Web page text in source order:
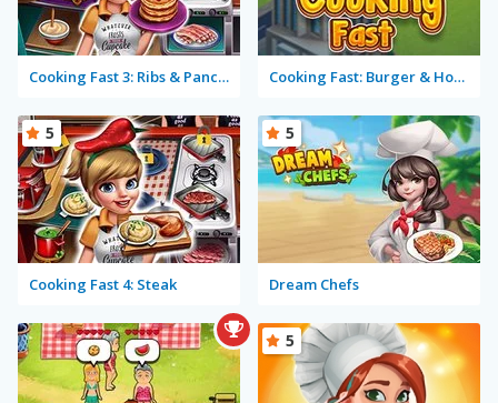
Cooking Fast 3: Ribs & Pancakes Cooking Fast: Burger & Hotdog
Cooking Fast 4: Steak
5
Dream Chefs
5
5